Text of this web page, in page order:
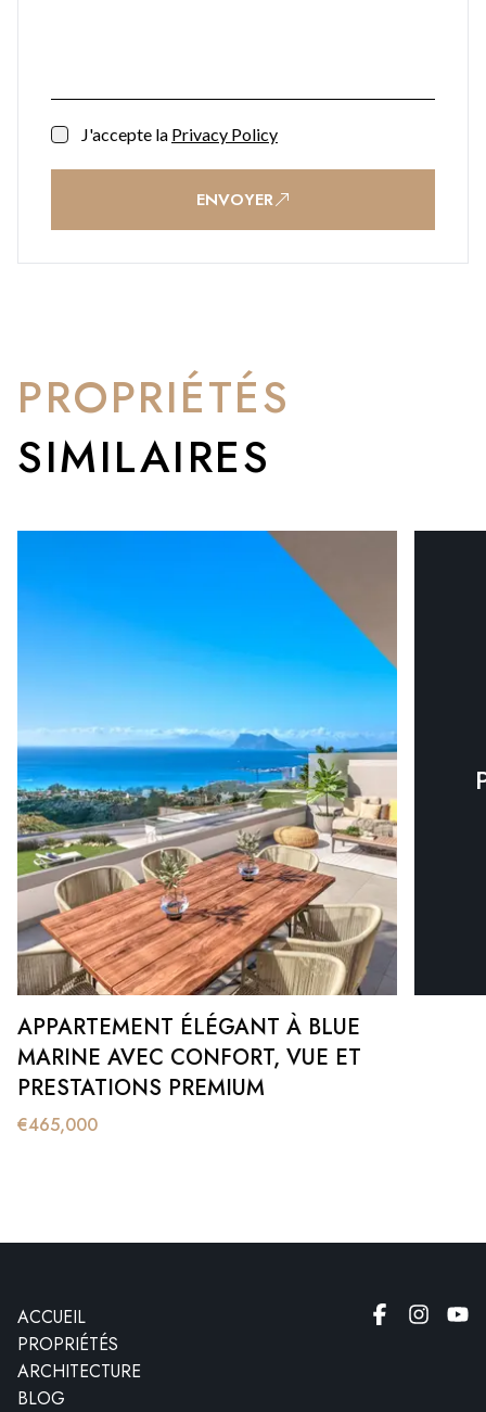
J'accepte la Privacy Policy
ENVOYER
PROPRIÉTÉS
SIMILAIRES
APPARTEMENT ÉLÉGANT À BLUE
MARINE AVEC CONFORT, VUE ET
PRESTATIONS PREMIUM
€465,000
ACCUEIL
PROPRIÉTÉS
ARCHITECTURE
BLOG